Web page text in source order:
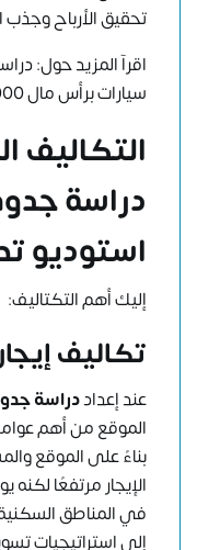
تحقيق الأرباح
اقرآ المزيد حول:
سيارات برأس مال 150,000 ريال
التكاليف
دراسة
استوديو
إليك أهم التكتاليف:
تكاليف
عند إعداددراسة
الموقع من أهم
بناءً على الموقع
الإيجار مرتفعًا لكنه
في المناطق
إلى استراتيجيات